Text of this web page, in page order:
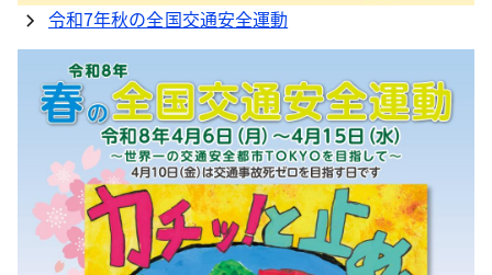
令和7年秋の全国交通安全運動